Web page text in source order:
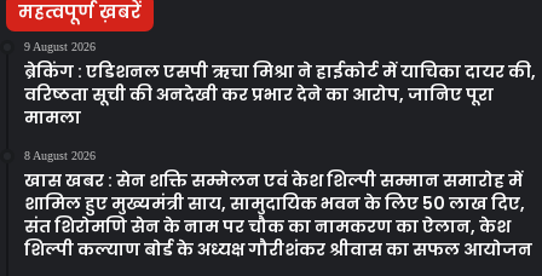
महत्वपूर्ण ख़बरें
9 August 2026
ब्रेकिंग : एडिशनल एसपी ऋचा मिश्रा ने हाईकोर्ट में याचिका दायर की,
वरिष्ठता सूची की अनदेखी कर प्रभार देने का आरोप, जानिए पूरा
मामला
8 August 2026
खास खबर : सेन शक्ति सम्मेलन एवं केश शिल्पी सम्मान समारोह में
शामिल हुए मुख्यमंत्री साय, सामुदायिक भवन के लिए 50 लाख दिए,
संत शिरोमणि सेन के नाम पर चौक का नामकरण का ऐलान, केश
शिल्पी कल्याण बोर्ड के अध्यक्ष गौरीशंकर श्रीवास का सफल आयोजन